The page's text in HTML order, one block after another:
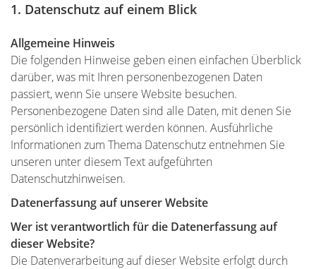
1. Datenschutz auf einem Blick
Allgemeine Hinweis
Die folgenden Hinweise geben einen einfachen Überblick
darüber, was mit Ihren personenbezogenen Daten
passiert, wenn Sie unsere Website besuchen.
Personenbezogene Daten sind alle Daten, mit denen Sie
persönlich identifiziert werden können. Ausführliche
Informationen zum Thema Datenschutz entnehmen Sie
unseren unter diesem Text aufgeführten
Datenschutzhinweisen.
Datenerfassung auf unserer Website
Wer ist verantwortlich für die Datenerfassung auf
dieser Website?
Die Datenverarbeitung auf dieser Website erfolgt durch